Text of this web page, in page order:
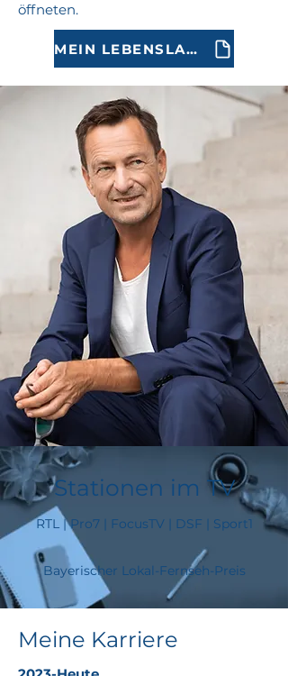
öffneten.
MEIN LEBENSLAUF
Stationen im TV
RTL | Pro7 | FocusTV | DSF | Sport1
Bayerischer Lokal-Fernseh-Preis
Meine Karriere